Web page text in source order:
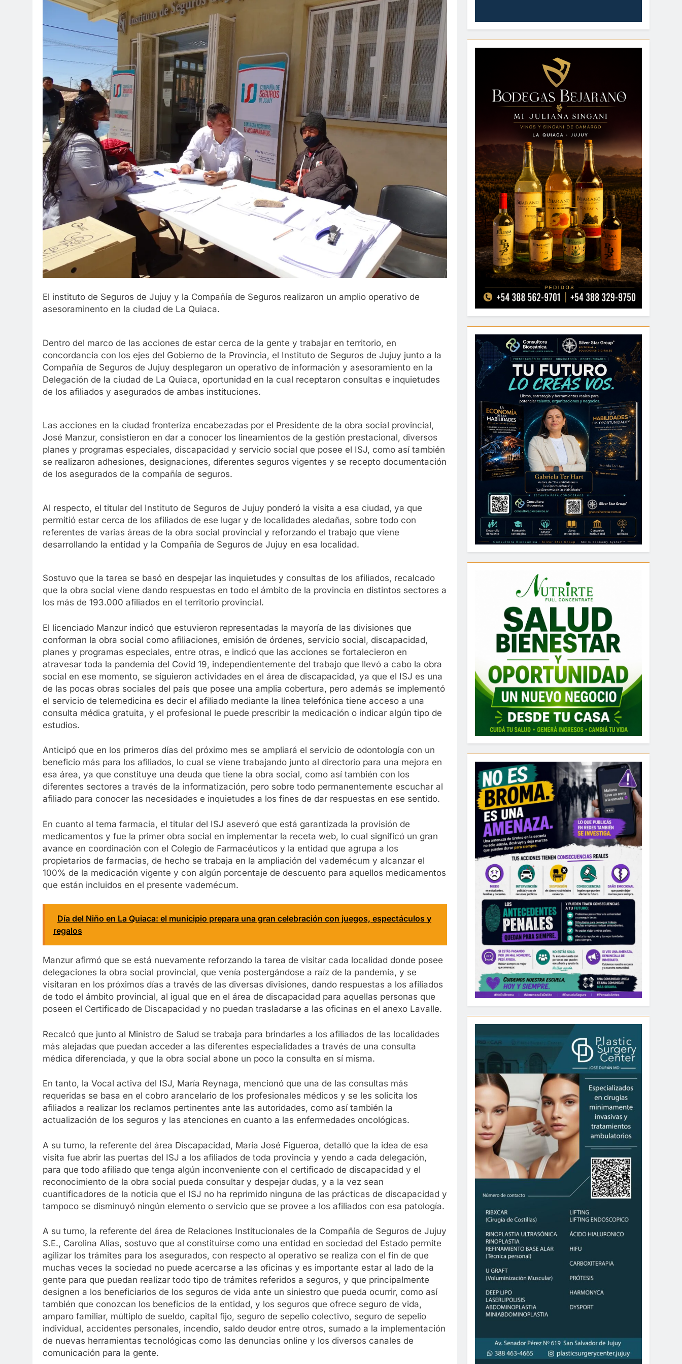
El instituto de Seguros de Jujuy y la Compañía de Seguros realizaron un amplio operativo de
asesoraminento en la ciudad de La Quiaca.
Dentro del marco de las acciones de estar cerca de la gente y trabajar en territorio, en
concordancia con los ejes del Gobierno de la Provincia, el Instituto de Seguros de Jujuy junto a la
Compañía de Seguros de Jujuy desplegaron un operativo de información y asesoramiento en la
Delegación de la ciudad de La Quiaca, oportunidad en la cual receptaron consultas e inquietudes
de los afiliados y asegurados de ambas instituciones.
Las acciones en la ciudad fronteriza encabezadas por el Presidente de la obra social provincial,
José Manzur, consistieron en dar a conocer los lineamientos de la gestión prestacional, diversos
planes y programas especiales, discapacidad y servicio social que posee el ISJ, como así también
se realizaron adhesiones, designaciones, diferentes seguros vigentes y se recepto documentación
de los asegurados de la compañía de seguros.
Al respecto, el titular del Instituto de Seguros de Jujuy ponderó la visita a esa ciudad, ya que
permitió estar cerca de los afiliados de ese lugar y de localidades aledañas, sobre todo con
referentes de varias áreas de la obra social provincial y reforzando el trabajo que viene
desarrollando la entidad y la Compañía de Seguros de Jujuy en esa localidad.
Sostuvo que la tarea se basó en despejar las inquietudes y consultas de los afiliados, recalcado
que la obra social viene dando respuestas en todo el ámbito de la provincia en distintos sectores a
los más de 193.000 afiliados en el territorio provincial.
El licenciado Manzur indicó que estuvieron representadas la mayoría de las divisiones que
conforman la obra social como afiliaciones, emisión de órdenes, servicio social, discapacidad,
planes y programas especiales, entre otras, e indicó que las acciones se fortalecieron en
atravesar toda la pandemia del Covid 19, independientemente del trabajo que llevó a cabo la obra
social en ese momento, se siguieron actividades en el área de discapacidad, ya que el ISJ es una
de las pocas obras sociales del país que posee una amplia cobertura, pero además se implementó
el servicio de telemedicina es decir el afiliado mediante la línea telefónica tiene acceso a una
consulta médica gratuita, y el profesional le puede prescribir la medicación o indicar algún tipo de
estudios.
Anticipó que en los primeros días del próximo mes se ampliará el servicio de odontología con un
beneficio más para los afiliados, lo cual se viene trabajando junto al directorio para una mejora en
esa área, ya que constituye una deuda que tiene la obra social, como así también con los
diferentes sectores a través de la informatización, pero sobre todo permanentemente escuchar al
afiliado para conocer las necesidades e inquietudes a los fines de dar respuestas en ese sentido.
En cuanto al tema farmacia, el titular del ISJ aseveró que está garantizada la provisión de
medicamentos y fue la primer obra social en implementar la receta web, lo cual significó un gran
avance en coordinación con el Colegio de Farmacéuticos y la entidad que agrupa a los
propietarios de farmacias, de hecho se trabaja en la ampliación del vademécum y alcanzar el
100% de la medicación vigente y con algún porcentaje de descuento para aquellos medicamentos
que están incluidos en el presente vademécum.
Día del Niño en La Quiaca: el municipio prepara una gran celebración con juegos, espectáculos y
regalos
Manzur afirmó que se está nuevamente reforzando la tarea de visitar cada localidad donde posee
delegaciones la obra social provincial, que venía postergándose a raíz de la pandemia, y se
visitaran en los próximos días a través de las diversas divisiones, dando respuestas a los afiliados
de todo el ámbito provincial, al igual que en el área de discapacidad para aquellas personas que
poseen el Certificado de Discapacidad y no puedan trasladarse a las oficinas en el anexo Lavalle.
Recalcó que junto al Ministro de Salud se trabaja para brindarles a los afiliados de las localidades
más alejadas que puedan acceder a las diferentes especialidades a través de una consulta
médica diferenciada, y que la obra social abone un poco la consulta en sí misma.
En tanto, la Vocal activa del ISJ, María Reynaga, mencionó que una de las consultas más
requeridas se basa en el cobro arancelario de los profesionales médicos y se les solicita los
afiliados a realizar los reclamos pertinentes ante las autoridades, como así también la
actualización de los seguros y las atenciones en cuanto a las enfermedades oncológicas.
A su turno, la referente del área Discapacidad, María José Figueroa, detalló que la idea de esa
visita fue abrir las puertas del ISJ a los afiliados de toda provincia y yendo a cada delegación,
para que todo afiliado que tenga algún inconveniente con el certificado de discapacidad y el
reconocimiento de la obra social pueda consultar y despejar dudas, y a la vez sean
cuantificadores de la noticia que el ISJ no ha reprimido ninguna de las prácticas de discapacidad y
tampoco se disminuyó ningún elemento o servicio que se provee a los afiliados con esa patología.
A su turno, la referente del área de Relaciones Institucionales de la Compañía de Seguros de Jujuy
S.E., Carolina Alias, sostuvo que al constituirse como una entidad en sociedad del Estado permite
agilizar los trámites para los asegurados, con respecto al operativo se realiza con el fin de que
muchas veces la sociedad no puede acercarse a las oficinas y es importante estar al lado de la
gente para que puedan realizar todo tipo de trámites referidos a seguros, y que principalmente
designen a los beneficiarios de los seguros de vida ante un siniestro que pueda ocurrir, como así
también que conozcan los beneficios de la entidad, y los seguros que ofrece seguro de vida,
amparo familiar, múltiplo de sueldo, capital fijo, seguro de sepelio colectivo, seguro de sepelio
individual, accidentes personales, incendio, saldo deudor entre otros, sumado a la implementación
de nuevas herramientas tecnológicas como las denuncias online y los diversos canales de
comunicación para la gente.